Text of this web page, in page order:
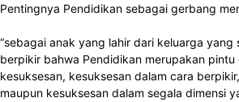
Pentingnya Pendidikan sebagai gerbang
“sebagai anak yang lahir dari keluarga yang
berpikir bahwa Pendidikan merupakan
kesuksesan, kesuksesan dalam cara
maupun kesuksesan dalam segala dimensi